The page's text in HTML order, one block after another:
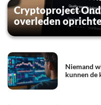
Cryptoproject
overleden
Niemand
kunnen de